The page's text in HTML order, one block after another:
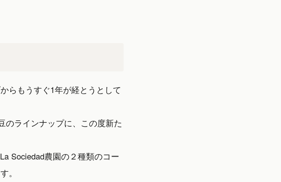
らもうすぐ1年が経とうとして
のラインナップに、この度新た
Sociedad農園の２種類のコー
。